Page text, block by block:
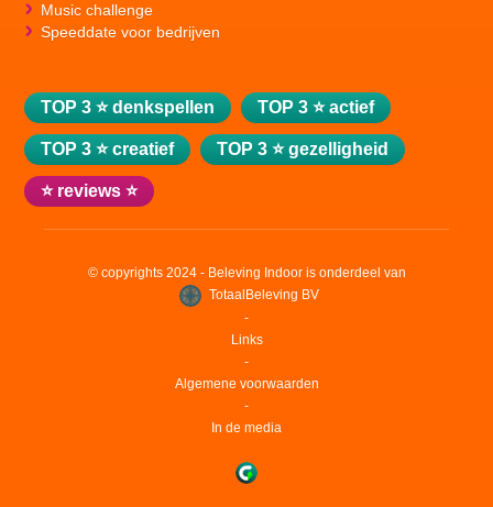
Music challenge
Speeddate voor bedrijven
TOP 3 ⭐ denkspellen TOP 3 ⭐ actief
TOP 3 ⭐ creatief TOP 3 ⭐ gezelligheid
⭐ reviews ⭐
© copyrights 2024 - Beleving Indoor is onderdeel van
TotaalBeleving BV
‐
Links
‐
Algemene voorwaarden
‐
In de media